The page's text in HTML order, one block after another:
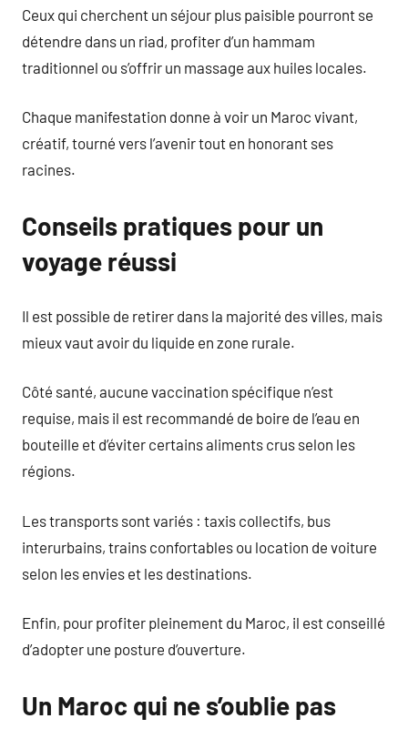
Ceux qui cherchent un séjour plus paisible pourront se
détendre dans un riad, profiter d’un hammam
traditionnel ou s’offrir un massage aux huiles locales.
Chaque manifestation donne à voir un Maroc vivant,
créatif, tourné vers l’avenir tout en honorant ses
racines.
Conseils pratiques pour un
voyage réussi
Il est possible de retirer dans la majorité des villes, mais
mieux vaut avoir du liquide en zone rurale.
Côté santé, aucune vaccination spécifique n’est
requise, mais il est recommandé de boire de l’eau en
bouteille et d’éviter certains aliments crus selon les
régions.
Les transports sont variés : taxis collectifs, bus
interurbains, trains confortables ou location de voiture
selon les envies et les destinations.
Enfin, pour profiter pleinement du Maroc, il est conseillé
d’adopter une posture d’ouverture.
Un Maroc qui ne s’oublie pas